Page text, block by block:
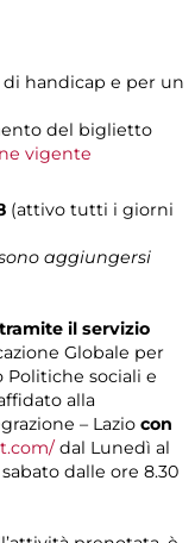
handicap e per un
del biglietto
vigente
(attivo tutti i giorni
aggiungersi
il servizio
Globale per
Politiche sociali e
alla
– Lazio con
dal Lunedì al
dalle ore 8.30